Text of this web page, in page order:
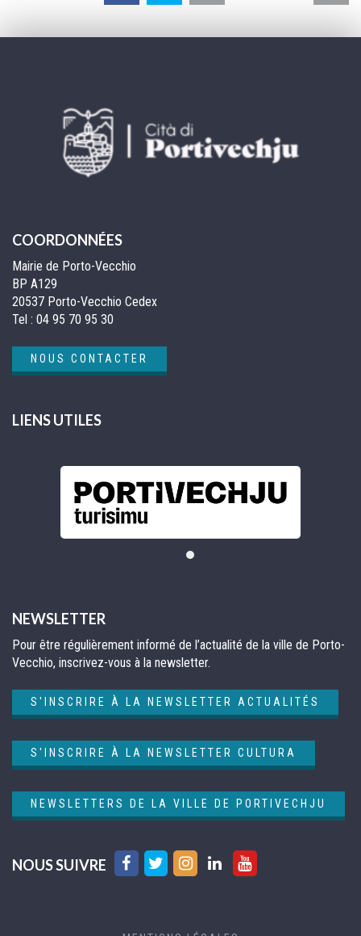
la
COORDONNÉES
Mairie de Porto-Vecchio
BP A129
20537 Porto-Vecchio Cedex
Tel : 04 95 70 95 30
NOUS CONTACTER
LIENS UTILES
NEWSLETTER
Pour être régulièrement informé de l’actualité de la ville de Porto-
Vecchio, inscrivez-vous à la newsletter.
S'INSCRIRE À LA NEWSLETTER ACTUALITÉS
S'INSCRIRE À LA NEWSLETTER CULTURA
NEWSLETTERS DE LA VILLE DE PORTIVECHJU
NOUS SUIVRE
Lien
compte
Lien
compte
Lien
compte
Lien
compte